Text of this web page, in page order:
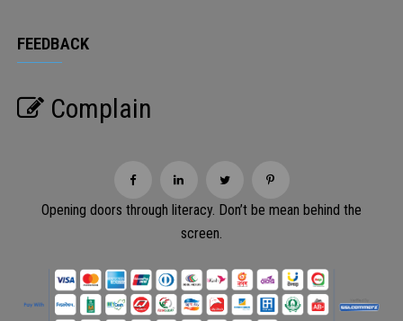
FEEDBACK
Complain
Opening doors through literacy. Don’t be mean behind the
screen.